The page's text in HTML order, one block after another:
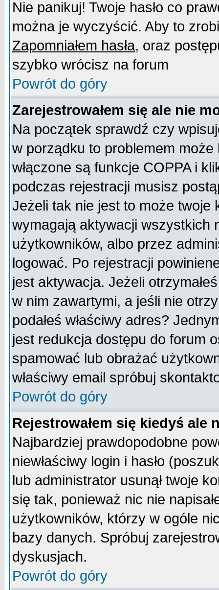
Nie panikuj! Twoje hasło co
można je wyczyścić. Aby to
Zapomniałem hasła, oraz
szybko wrócisz na forum
Powrót do góry
Zarejestrowałem się ale nie
Na początek sprawdź czy
w porządku to problemem
włączone są funkcje COPPA i
podczas rejestracji musisz
Jeżeli tak nie jest to może twoje
wymagają aktywacji wszystkich
użytkowników, albo przez
logować. Po rejestracji
jest aktywacja. Jeżeli
w nim zawartymi, a jeśli nie
podałeś właściwy adres?
jest redukcja dostępu do forum
spamować lub obrażać
właściwy email spróbuj
Powrót do góry
Rejestrowałem się kiedyś ale
Najbardziej prawdopodobne
niewłaściwy login i hasło
lub administrator usunął twoje
się tak, ponieważ nic nie
użytkowników, którzy w ogóle
bazy danych. Spróbuj
dyskusjach.
Powrót do góry